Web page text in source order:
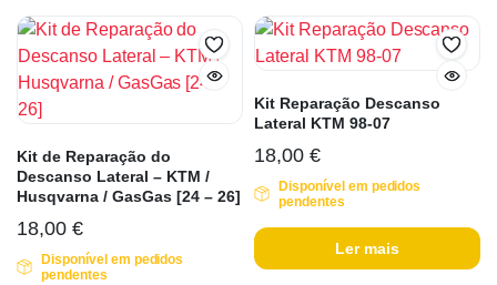
Kit de Reparação do
Descanso Lateral – KTM /
Husqvarna / GasGas [24 – 26]
18,00 €
Disponível em pedidos
pendentes
Kit Reparação Descanso
Lateral KTM 98-07
18,00 €
Disponível em pedidos
pendentes
Ler mais